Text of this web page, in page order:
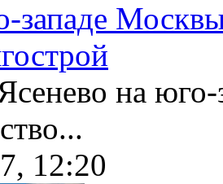
западе
на
12:20